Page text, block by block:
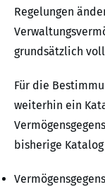
Regelungen
grundsätzlich
Für die
weiterhin ein
bisherige